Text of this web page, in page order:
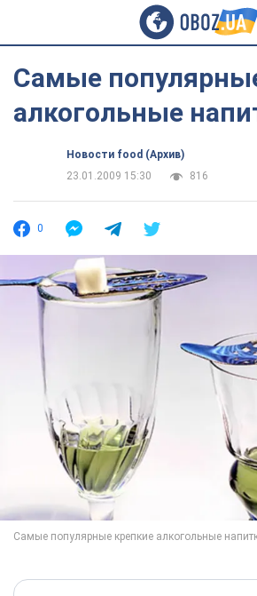
Самые
алкогольные
Новости food (Архив)
23.01.2009 15:30
816
0